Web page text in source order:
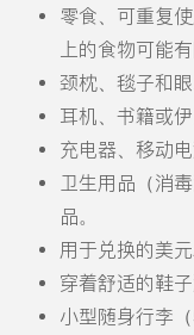
零食、可重复
上的食物可能有
颈枕、毯子和
耳机、书籍或伊
充电器、移动
卫生用品（消
品。
用于兑换的美元
穿着舒适的鞋
小型随身行李